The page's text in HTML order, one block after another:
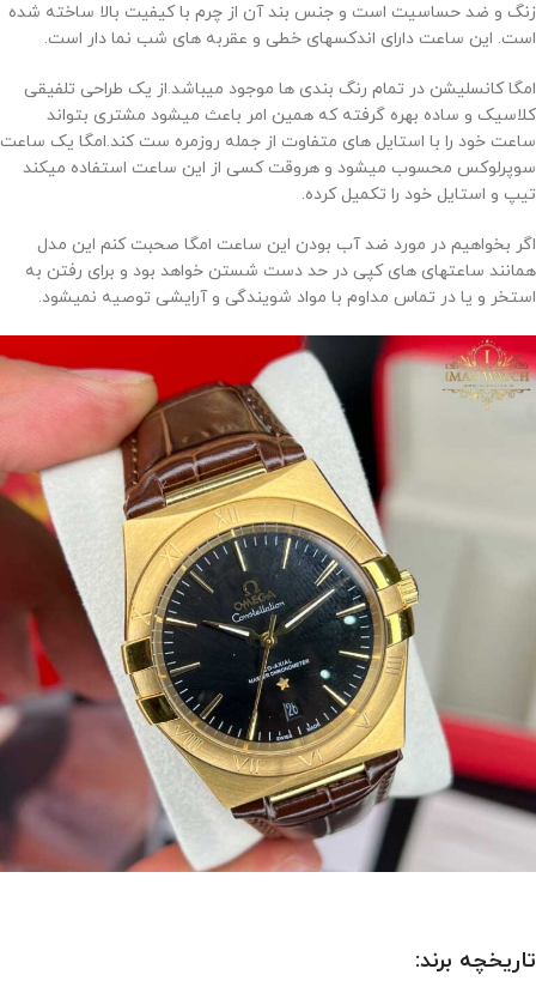
زنگ و ضد حساسیت است و جنس بند آن از چرم با کیفیت بالا ساخته شده
است. این ساعت دارای اندکسهای خطی و عقربه های شب نما دار است.
امگا کانسلیشن در تمام رنگ بندی ها موجود میباشد.از یک طراحی تلفیقی
کلاسیک و ساده بهره گرفته که همین امر باعث میشود مشتری بتواند
ساعت خود را با استایل های متفاوت از جمله روزمره ست کند.امگا یک ساعت
سوپرلوکس محسوب میشود و هروقت کسی از این ساعت استفاده میکند
تیپ و استایل خود را تکمیل کرده.
اگر بخواهیم در مورد ضد آب بودن این ساعت امگا صحبت کنم این مدل
همانند ساعتهای های کپی در حد دست شستن خواهد بود و برای رفتن به
استخر و یا در تماس مداوم با مواد شویندگی و آرایشی توصیه نمیشود.
تاریخچه برند: